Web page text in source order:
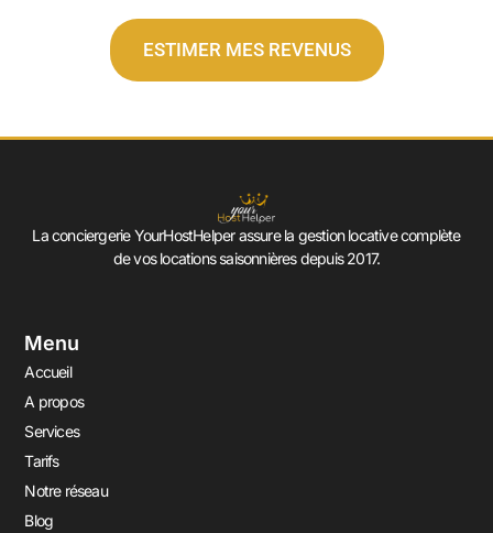
ESTIMER MES REVENUS
La conciergerie YourHostHelper assure la gestion locative complète
de vos locations saisonnières depuis 2017.
Menu
Accueil
A propos
Services
Tarifs
Notre réseau
Blog